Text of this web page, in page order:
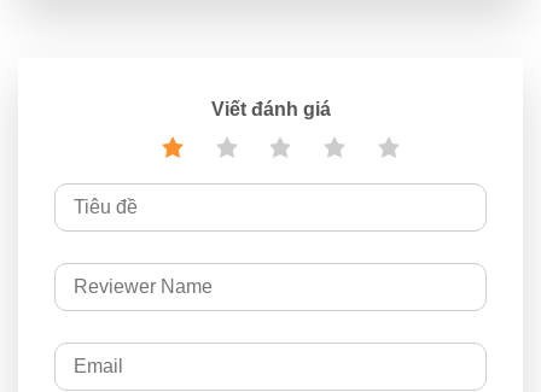
Viết đánh giá